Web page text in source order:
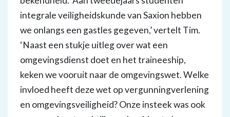
integrale veiligheidskunde van Saxion hebben
we onlangs een gastles gegeven,’ vertelt Tim.
‘Naast een stukje uitleg over wat een
omgevingsdienst doet en het traineeship,
keken we vooruit naar de omgevingswet. Welke
invloed heeft deze wet op vergunningverlening
en omgevingsveiligheid? Onze insteek was ook